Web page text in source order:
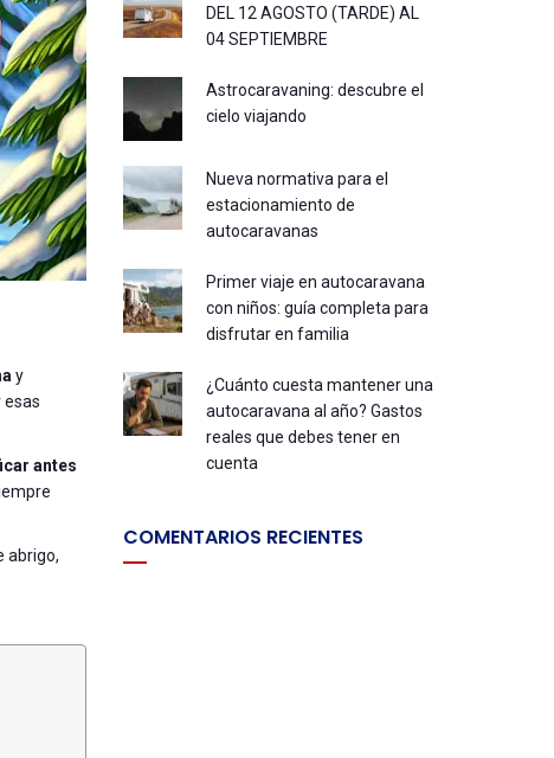
y
esas
antes
abrigo,
DEL 12 AGOSTO (TARDE) AL
04 SEPTIEMBRE
Astrocaravaning: descubre el
cielo viajando
Nueva normativa para el
estacionamiento de
autocaravanas
Primer viaje en autocaravana
con niños: guía completa para
disfrutar en familia
¿Cuánto cuesta mantener una
autocaravana al año? Gastos
reales que debes tener en
cuenta
COMENTARIOS RECIENTES